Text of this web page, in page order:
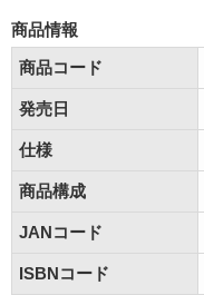
商品情報
商品コード
発売日
仕様
商品構成
JANコード
ISBNコード